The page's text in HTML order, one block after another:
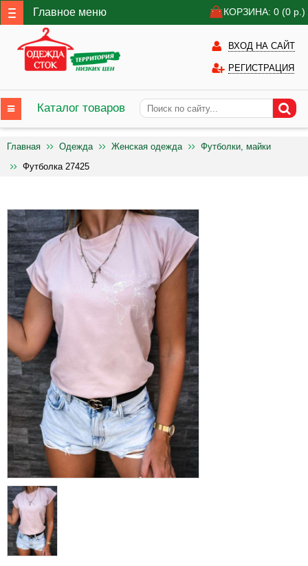
Главное меню КОРЗИНА: 0 (0 р.)
ВХОД НА САЙТ
РЕГИСТРАЦИЯ
Каталог товаров
Главная Одежда Женская одежда
Футболки, майки
Футболка 27425